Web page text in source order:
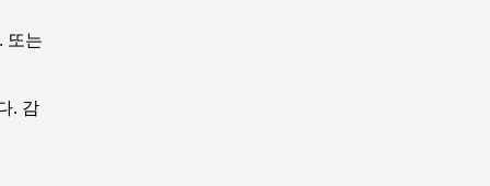
또는
. 감